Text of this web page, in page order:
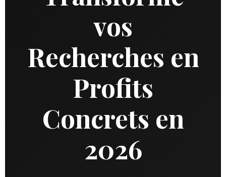
vos
Recherches en
Profits
Concrets en
2026